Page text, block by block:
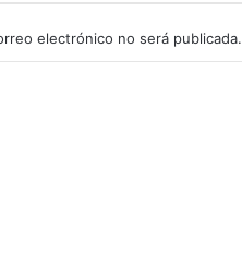
electrónico no será publicada.